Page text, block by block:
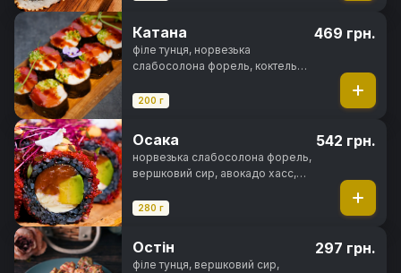
Катана
філе тунця, норвезька
слабосолона форель, коктельна
огірок, унагі соус, норі
200 г
469 грн.
Осака
норвезька слабосолона форель,
вершковий сир, авокадо хасс,
спайсі соус, норі, рис
280 г
542 грн.
Остін
філе тунця, вершковий сир,
297 грн.